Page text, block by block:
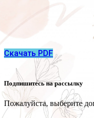
Скачать PDF
Подпишитесь на рассылку
Пожалуйста, выберите